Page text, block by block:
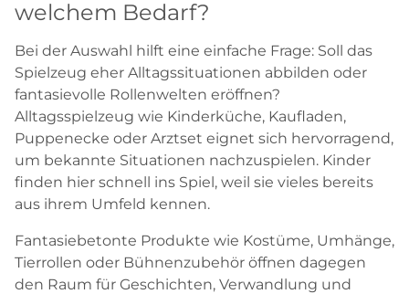
welchem Bedarf?
Bei der Auswahl hilft eine einfache Frage: Soll das
Spielzeug eher Alltagssituationen abbilden oder
fantasievolle Rollenwelten eröffnen?
Alltagsspielzeug wie Kinderküche, Kaufladen,
Puppenecke oder Arztset eignet sich hervorragend,
um bekannte Situationen nachzuspielen. Kinder
finden hier schnell ins Spiel, weil sie vieles bereits
aus ihrem Umfeld kennen.
Fantasiebetonte Produkte wie Kostüme, Umhänge,
Tierrollen oder Bühnenzubehör öffnen dagegen
den Raum für Geschichten, Verwandlung und